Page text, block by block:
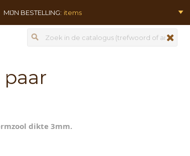
MIJN BESTELLING: items
Zoeken
dikte 3mm.